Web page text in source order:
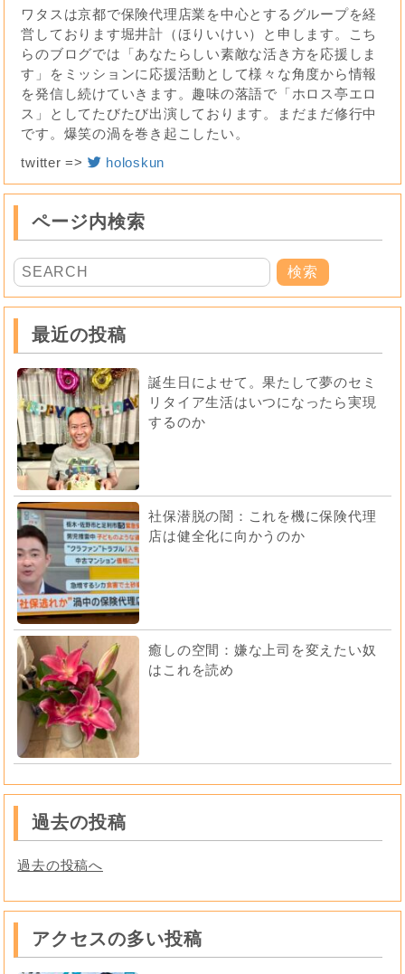
ワタスは京都で保険代理店業を中心とするグループを経
営しております堀井計（ほりいけい）と申します。こち
らのブログでは「あなたらしい素敵な活き方を応援しま
す」をミッションに応援活動として様々な角度から情報
を発信し続けていきます。趣味の落語で「ホロス亭エロ
ス」としてたびたび出演しております。まだまだ修行中
です。爆笑の渦を巻き起こしたい。
twitter =>
holoskun
ページ内検索
最近の投稿
誕生日によせて。果たして夢のセミ
リタイア生活はいつになったら実現
するのか
社保潜脱の闇：これを機に保険代理
店は健全化に向かうのか
癒しの空間：嫌な上司を変えたい奴
はこれを読め
過去の投稿
過去の投稿へ
アクセスの多い投稿